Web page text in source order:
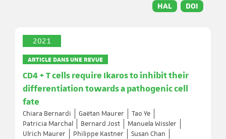
HAL DOI
2021
ARTICLE DANS UNE REVUE
CD4 + T cells require Ikaros to inhibit their
differentiation towards a pathogenic cell
fate
Chiara Bernardi Gaëtan Maurer
Tao Ye
Patricia Marchal
Bernard Jost
Manuela Wissler
Ulrich Maurer
Philippe Kastner
Susan Chan